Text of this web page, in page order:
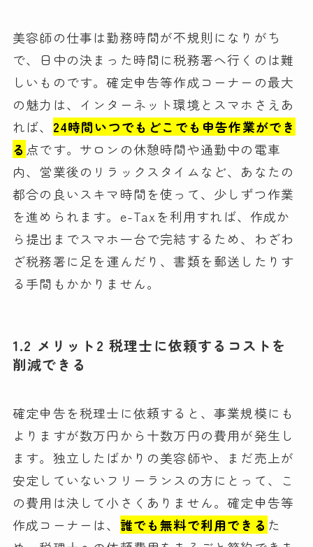
美容師の仕事は勤務時間が不規則になりがち
で、日中の決まった時間に税務署へ行くのは難
しいものです。確定申告等作成コーナーの最大
の魅力は、インターネット環境とスマホさえあ
れば、 24時間いつでもどこでも申告作業ができ
る 点です。サロンの休憩時間や通勤中の電車
内、営業後のリラックスタイムなど、あなたの
都合の良いスキマ時間を使って、少しずつ作業
を進められます。e-Taxを利用すれば、作成か
ら提出までスマホ一台で完結するため、わざわ
ざ税務署に足を運んだり、書類を郵送したりす
る手間もかかりません。
1.2 メリット2 税理士に依頼するコストを
削減できる
確定申告を税理士に依頼すると、事業規模にも
よりますが数万円から十数万円の費用が発生し
ます。独立したばかりの美容師や、まだ売上が
安定していないフリーランスの方にとって、こ
の費用は決して小さくありません。確定申告等
作成コーナーは、 誰でも無料で利用できる た